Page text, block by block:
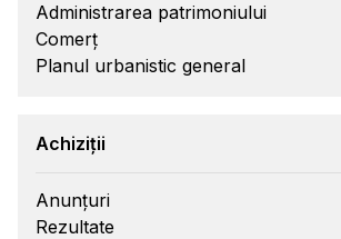
Administrarea patrimoniului
Comerț
Planul urbanistic general
Achiziții
Anunțuri
Rezultate